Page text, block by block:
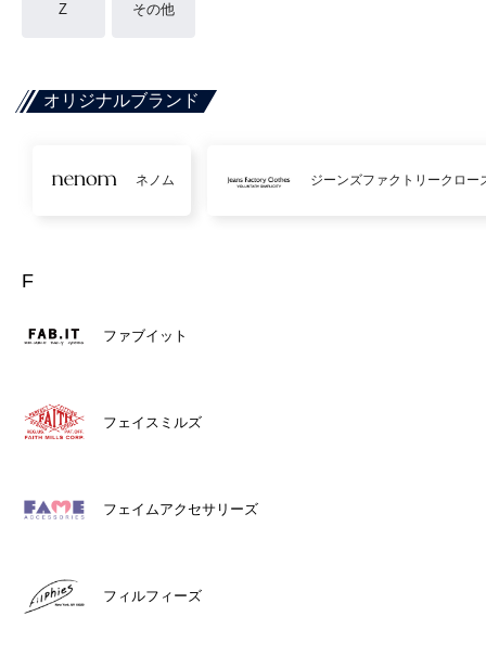
Z その他
オリジナルブランド
ネノム ジーンズファクトリークロー
F
ファブイット
フェイスミルズ
フェイムアクセサリーズ
フィルフィーズ